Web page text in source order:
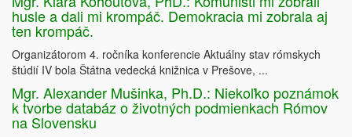
husle a dali mi krompáč. Demokracia mi zobrala aj
ten krompáč.
Organizátorom 4. ročníka konferencie Aktuálny stav rómskych
štúdií IV bola Štátna vedecká knižnica v Prešove, ...
Mgr. Alexander Mušinka, Ph.D.: Niekoľko poznámok
k tvorbe databáz o životných podmienkach Rómov
na Slovensku